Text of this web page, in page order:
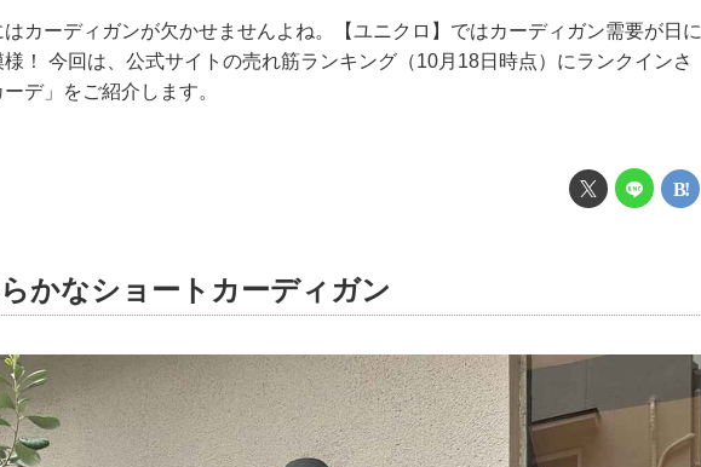
カーディガンが欠かせませんよね。【ユニクロ】ではカーディガン需要が日に
！ 今回は、公式サイトの売れ筋ランキング（10月18日時点）にランクインさ
デ」をご紹介します。
かなショートカーディガン